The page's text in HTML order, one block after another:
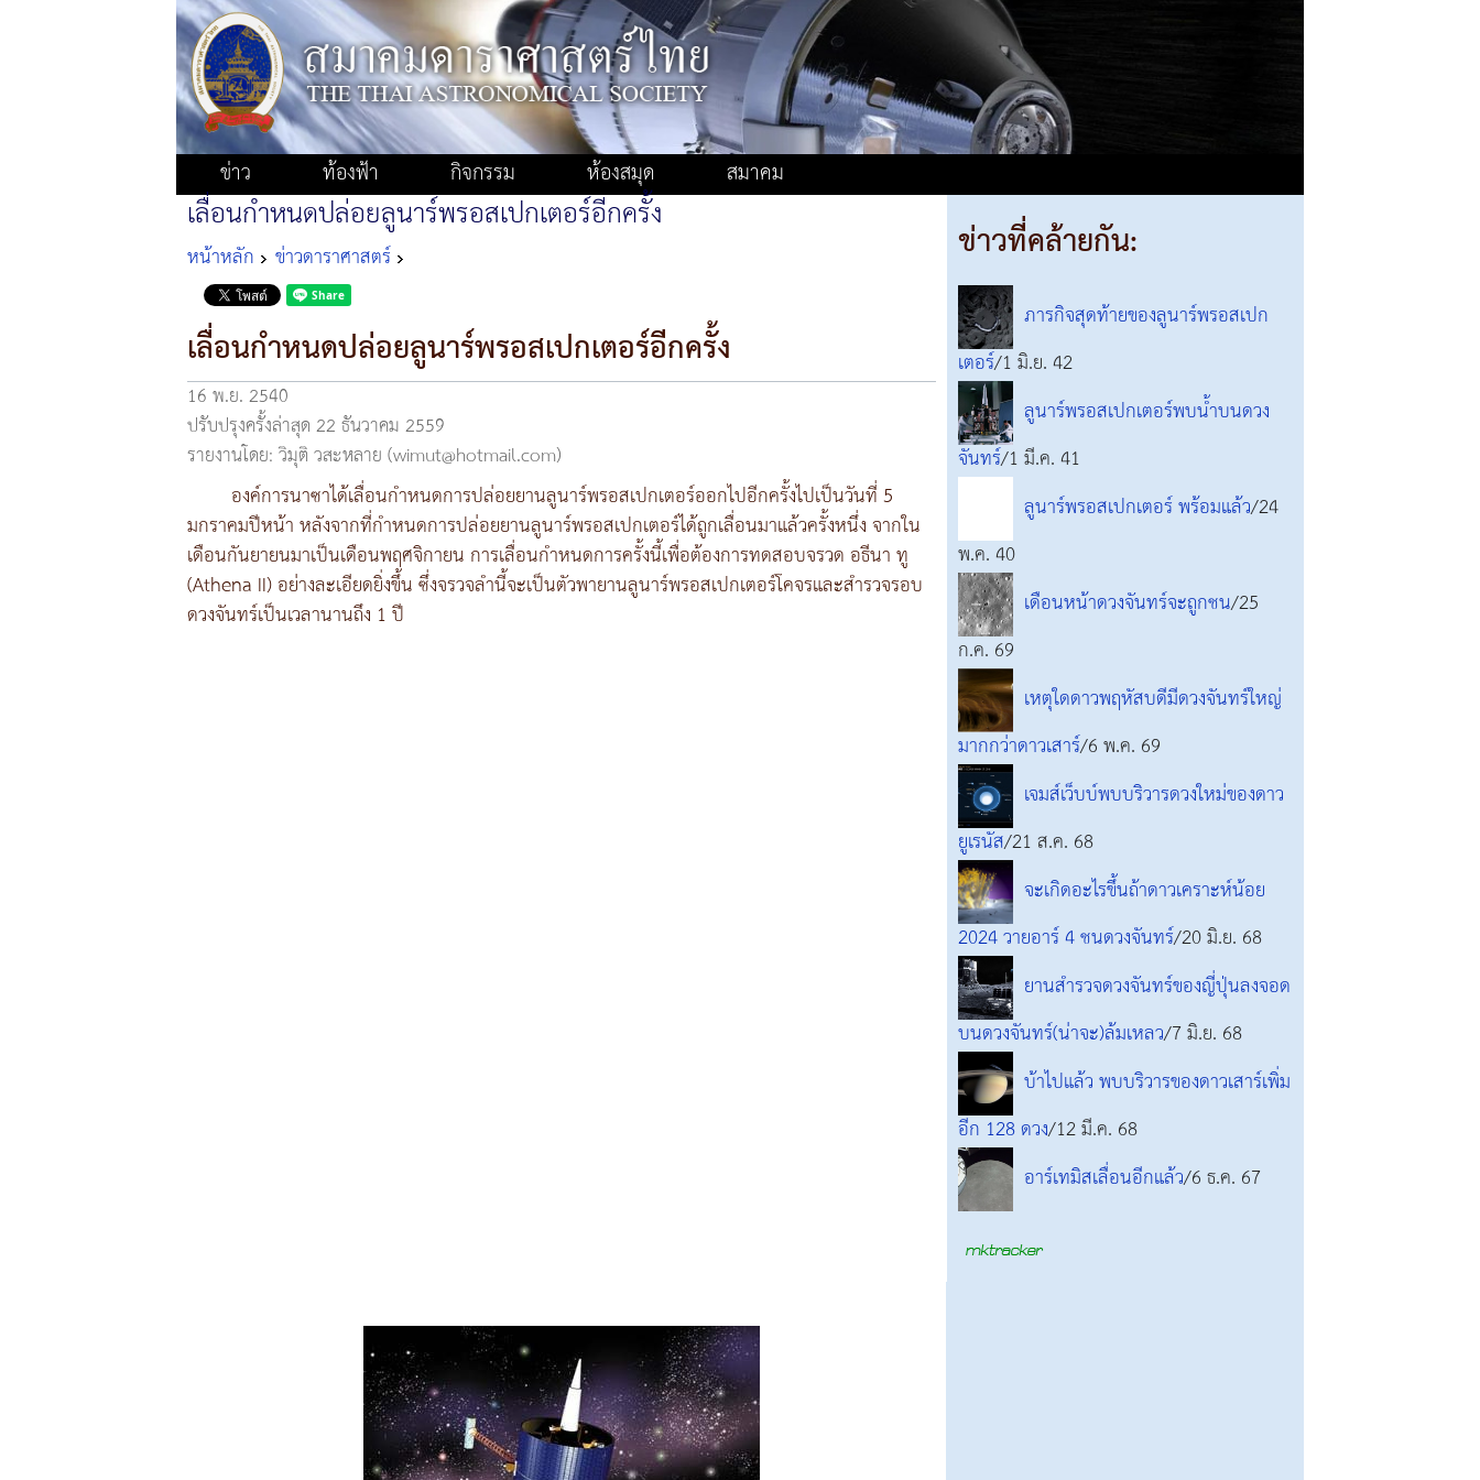
ข่าว ท้องฟ้า กิจกรรม ห้องสมุด สมาคม
เลื่อนกำหนดปล่อยลูนาร์พรอสเปกเตอร์อีกครั้ง
หน้าหลัก ข่าวดาราศาสตร์
เลื่อนกำหนดปล่อยลูนาร์พรอสเปกเตอร์อีกครั้ง
16 พ.ย. 2540
ปรับปรุงครั้งล่าสุด 22 ธันวาคม 2559
รายงานโดย: วิมุติ วสะหลาย (wimut@hotmail.com)
องค์การนาซาได้เลื่อนกำหนดการปล่อยยานลูนาร์พรอสเปกเตอร์ออกไปอีกครั้งไปเป็นวันที่ 5
มกราคมปีหน้า หลังจากที่กำหนดการปล่อยยานลูนาร์พรอสเปกเตอร์ได้ถูกเลื่อนมาแล้วครั้งหนึ่ง จากใน
เดือนกันยายนมาเป็นเดือนพฤศจิกายน การเลื่อนกำหนดการครั้งนี้เพื่อต้องการทดสอบจรวด อธีนา ทู
(Athena II) อย่างละเอียดยิ่งขึ้น ซึ่งจรวจลำนี้จะเป็นตัวพายานลูนาร์พรอสเปกเตอร์โคจรและสำรวจรอบ
ดวงจันทร์เป็นเวลานานถึง 1 ปี
ข่าวที่คล้ายกัน:
ภารกิจสุดท้ายของลูนาร์พรอสเปก
เตอร์/1 มิ.ย. 42
ลูนาร์พรอสเปกเตอร์พบน้ำบนดวง
จันทร์/1 มี.ค. 41
ลูนาร์พรอสเปกเตอร์ พร้อมแล้ว/24
พ.ค. 40
เดือนหน้าดวงจันทร์จะถูกชน/25
ก.ค. 69
เหตุใดดาวพฤหัสบดีมีดวงจันทร์ใหญ่
มากกว่าดาวเสาร์/6 พ.ค. 69
เจมส์เว็บบ์พบบริวารดวงใหม่ของดาว
ยูเรนัส/21 ส.ค. 68
จะเกิดอะไรขึ้นถ้าดาวเคราะห์น้อย
2024 วายอาร์ 4 ชนดวงจันทร์/20 มิ.ย. 68
ยานสำรวจดวงจันทร์ของญี่ปุ่นลงจอด
บนดวงจันทร์(น่าจะ)ล้มเหลว/7 มิ.ย. 68
บ้าไปแล้ว พบบริวารของดาวเสาร์เพิ่ม
อีก 128 ดวง/12 มี.ค. 68
อาร์เทมิสเลื่อนอีกแล้ว/6 ธ.ค. 67